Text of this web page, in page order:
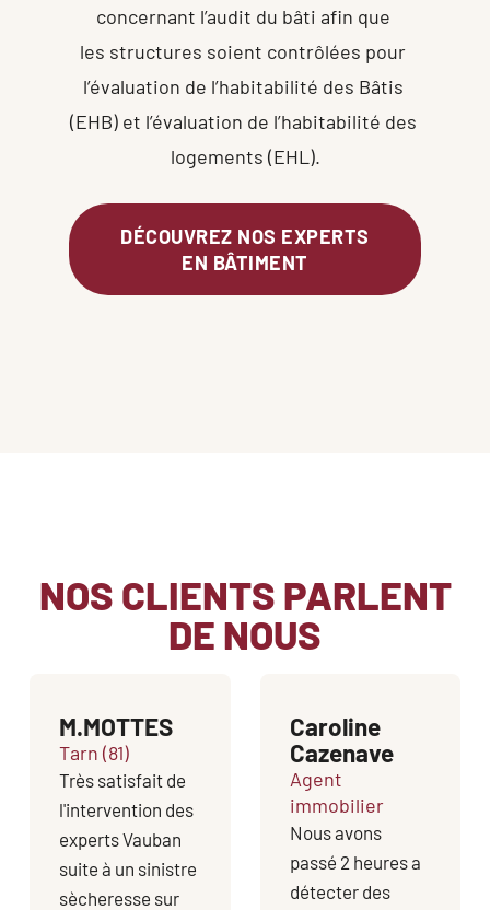
concernant l’audit du bâti afin que
les structures soient contrôlées pour
l’évaluation de l’habitabilité des Bâtis
(EHB) et l’évaluation de l’habitabilité des
logements (EHL).
DÉCOUVREZ NOS EXPERTS
EN BÂTIMENT
NOS CLIENTS PARLENT
DE NOUS
M.MOTTES
Tarn (81)
Très satisfait de
l'intervention des
experts Vauban
suite à un sinistre
sècheresse sur
Caroline
Cazenave
Agent
immobilier
Nous avons
passé 2 heures a
détecter des